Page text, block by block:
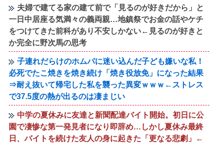
夫婦で建てる家の建て前で「見るのが好きだから」と
一日中居座る気満々の義両親…地鎮祭でお金の話やケチ
をつけてきた前科があり不安しかない←見るのが好きと
か完全に野次馬の思考
子連れだらけのホムパに迷い込んだ子ども嫌いな私！
必死でたこ焼きを焼き続け「焼き役放免」になった結果
⇒耐え抜いて帰宅した私を襲った異変ｗｗｗ←ストレス
で37.5度の熱が出るのは凄まじい
中学の夏休みに友達と新聞配達バイト開始。初日に公
園で凄惨な第一発見者になり即辞め…しかし夏休み最終
日、バイトを続けた友人の身に起きた「更なる悲劇」←